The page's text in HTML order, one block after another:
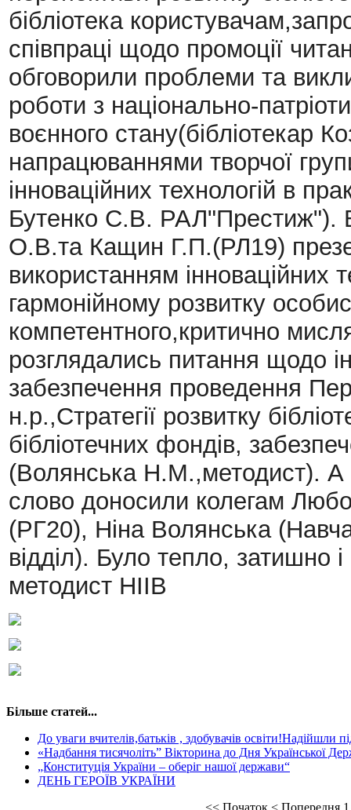
бібліотека
співпраці щодо промоції
обговорили проблеми та
роботи з національно-
воєнного стану(бібліотекар
напрацюваннями творчої
інноваційних технологій в
Бутенко С.В. РАЛ"Престиж").
О.В.та Кащин Г.П.(РЛ19)
використанням інноваційних
гармонійному розвитку
компетентного,критично
розглядались питання щодо
забезпечення проведення
н.р.,Стратегії розвитку
бібліотечних фондів,
(Волянська Н.М.,методист). А
слово доносили колегам
(РГ20), Ніна Волянська
відділ). Було тепло, затишно
методист НІІВ
Більше статей...
До уваги вчителів,батьків , здобувачів освіти!Надійшли
«Надбання тисячоліть” Вікторина до Дня Української
„Конституція України – оберіг нашої держави“
ДЕНЬ ГЕРОЇВ УКРАЇНИ
<< Початок < Попередня 1